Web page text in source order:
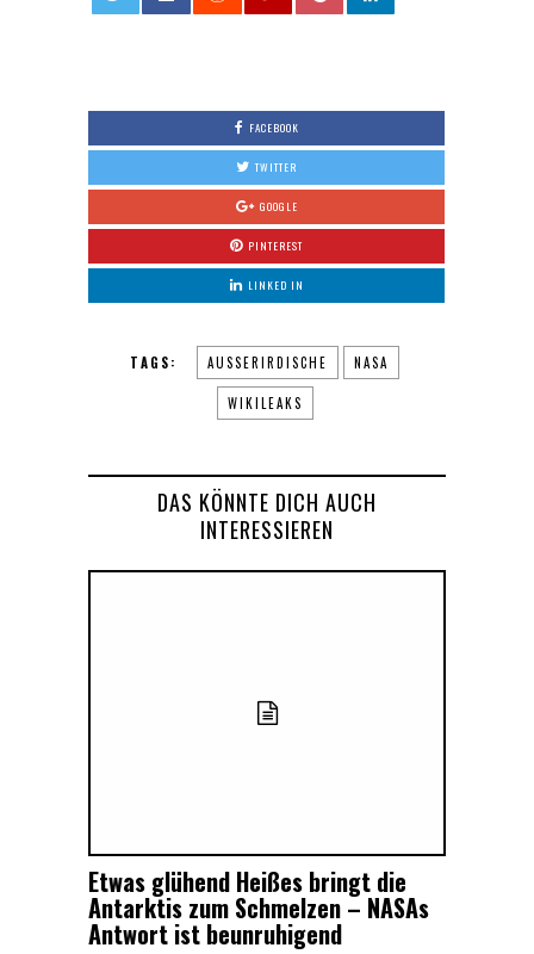
FACEBOOK
TWITTER
GOOGLE
PINTEREST
LINKED IN
TAGS: AUSSERIRDISCHE NASA
WIKILEAKS
DAS KÖNNTE DICH AUCH
INTERESSIEREN
Etwas glühend Heißes bringt die
Antarktis zum Schmelzen – NASAs
Antwort ist beunruhigend